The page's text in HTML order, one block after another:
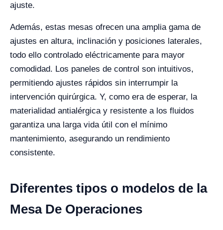
ajuste.
Además, estas mesas ofrecen una amplia gama de
ajustes en altura, inclinación y posiciones laterales,
todo ello controlado eléctricamente para mayor
comodidad. Los paneles de control son intuitivos,
permitiendo ajustes rápidos sin interrumpir la
intervención quirúrgica. Y, como era de esperar, la
materialidad antialérgica y resistente a los fluidos
garantiza una larga vida útil con el mínimo
mantenimiento, asegurando un rendimiento
consistente.
Diferentes tipos o modelos de la
Mesa De Operaciones